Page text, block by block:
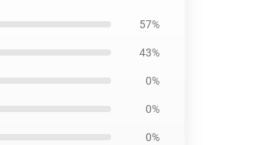
57%
43%
0%
0%
0%